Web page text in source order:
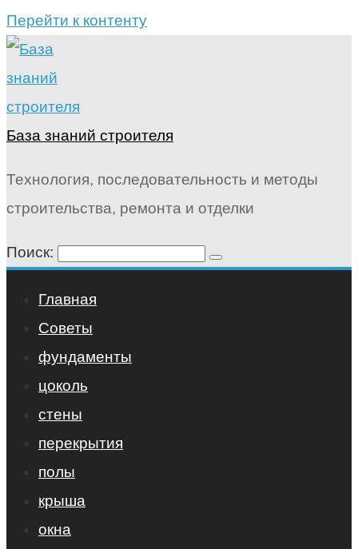
Перейти к контенту
База знаний строителя
Технология, последовательность и методы
строительства, ремонта и отделки
Поиск:
Главная
Советы
фундаменты
цоколь
стены
перекрытия
полы
крыша
окна